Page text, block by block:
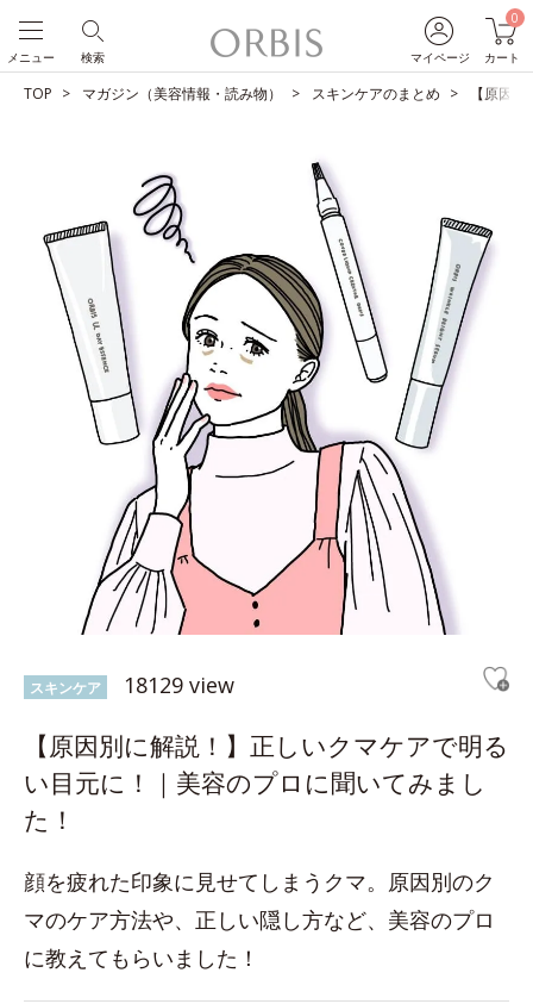
マイページ
0
カート
検索
メニュー
TOP マガジン（美容情報・読み物） スキンケアのまとめ 【原因
スキンケア 18129 view
【原因別に解説！】正しいクマケアで明る
い目元に！｜美容のプロに聞いてみまし
た！
顔を疲れた印象に見せてしまうクマ。原因別のク
マのケア方法や、正しい隠し方など、美容のプロ
に教えてもらいました！